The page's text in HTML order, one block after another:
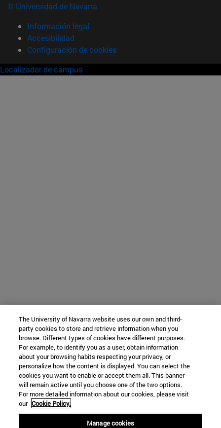
© Universidad de Navarra
Información legal
Accesibilidad
Configuración de cookies
Localizador de campus
The University of Navarra website uses our own and third-
party cookies to store and retrieve information when you
browse. Different types of cookies have different purposes.
For example, to identify you as a user, obtain information
about your browsing habits respecting your privacy, or
personalize how the content is displayed. You can select the
cookies you want to enable or accept them all. This banner
will remain active until you choose one of the two options.
For more detailed information about our cookies, please visit
our Cookie Policy.
Manage cookies